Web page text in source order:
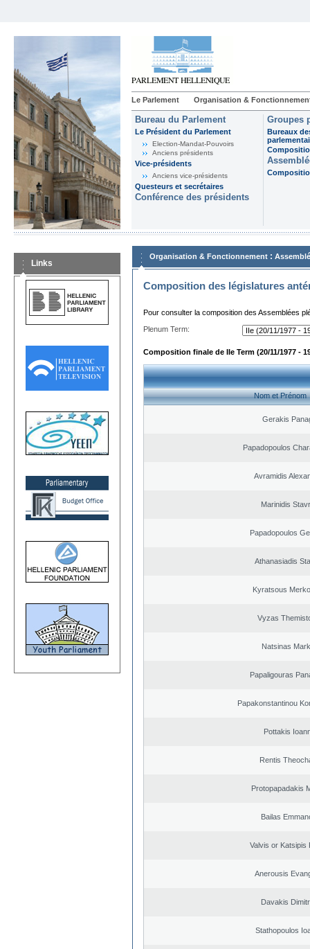
Le Parlement Organisation &
Bureau du Parlement
Le Président du Parlement
Election-Mandat-Pouvoirs
Anciens présidents
Vice-présidents
Anciens vice-présidents
Questeurs et secrétaires
Conférence des présidents
Groupes
Bureaux
Links
Organisation & Fonctionnement :
Composition des législatures
Pour consulter la composition des Assemblées
Plenum Term:
Composition finale de IIe Term (20/11/1977 -
Nom et Prénom
Gerakis
Papadopoulos
Avramidis
Marinidis
Papadopoulos
Athanasiadis
Kyratsous
Vyzas
Natsinas
Papaligouras
Papakonstantinou
Pottakis
Rentis
Protopapadakis
Bailas
Valvis or Katsipis
Anerousis
Davakis
Stathopoulos